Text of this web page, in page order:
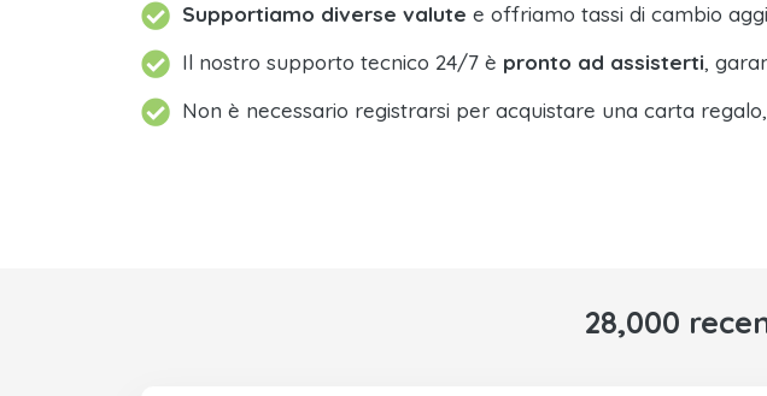
Supportiamo diverse valute e offriamo tassi di cambio
Il nostro supporto tecnico 24/7 è pronto ad assisterti,
Non è necessario registrarsi per acquistare una carta
28,000